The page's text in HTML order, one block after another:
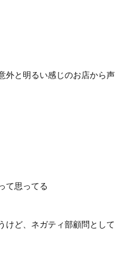
外と明るい感じのお店から声
て思ってる
けど、ネガティ部顧問として